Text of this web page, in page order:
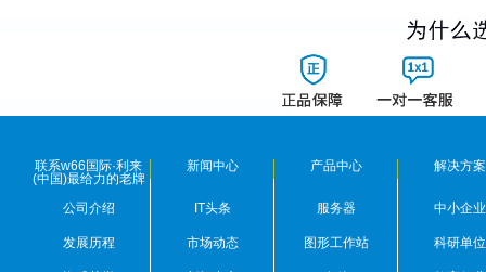
联系w66国际·利来
(中国)最给力的老牌
公司介绍
发展历程
新闻中心
IT头条
市场动态
产品中心
服务器
图形工作站
解决方案
中小企业
科研单位